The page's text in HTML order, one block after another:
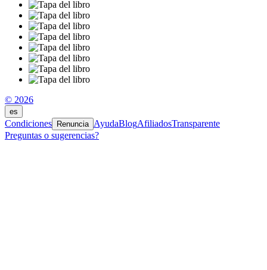
© 2026
es
Condiciones Renuncia AyudaBlogAfiliadosTransparente
Preguntas o sugerencias?